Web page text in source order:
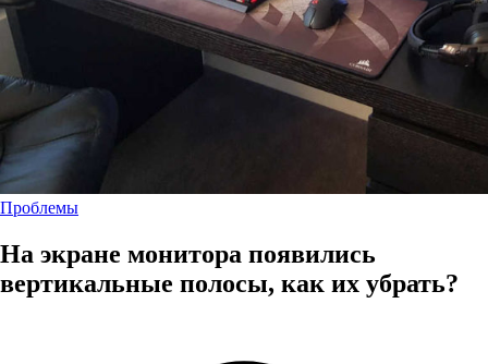
Проблемы
На экране монитора появились
вертикальные полосы, как их убрать?